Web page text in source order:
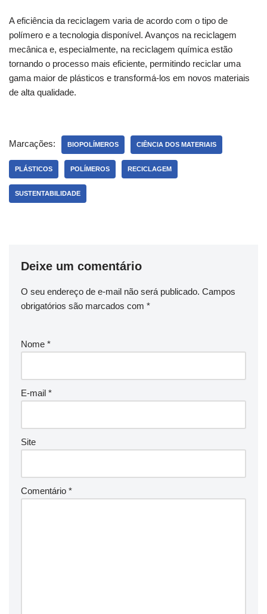
A eficiência da reciclagem varia de acordo com o tipo de
polímero e a tecnologia disponível. Avanços na reciclagem
mecânica e, especialmente, na reciclagem química estão
tornando o processo mais eficiente, permitindo reciclar uma
gama maior de plásticos e transformá-los em novos materiais
de alta qualidade.
Marcações: BIOPOLÍMEROS CIÊNCIA DOS MATERIAIS
PLÁSTICOS POLÍMEROS RECICLAGEM
SUSTENTABILIDADE
Deixe um comentário
O seu endereço de e-mail não será publicado. Campos
obrigatórios são marcados com *
Nome *
E-mail *
Site
Comentário *